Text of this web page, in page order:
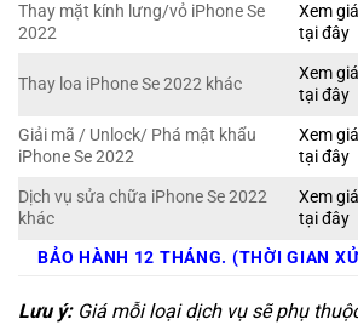
Thay mặt kính lưng/vỏ iPhone Se
2022
Xem giá
tại đây
Thay loa iPhone Se 2022 khác
Xem giá
tại đây
Giải mã / Unlock/ Phá mật khẩu
iPhone Se 2022
Xem giá
tại đây
Dịch vụ sửa chữa iPhone Se 2022
khác
Xem giá
tại đây
BẢO HÀNH 12 THÁNG. (THỜI GIAN
Lưu ý:Giá mỗi loại dịch vụ sẽ phụ